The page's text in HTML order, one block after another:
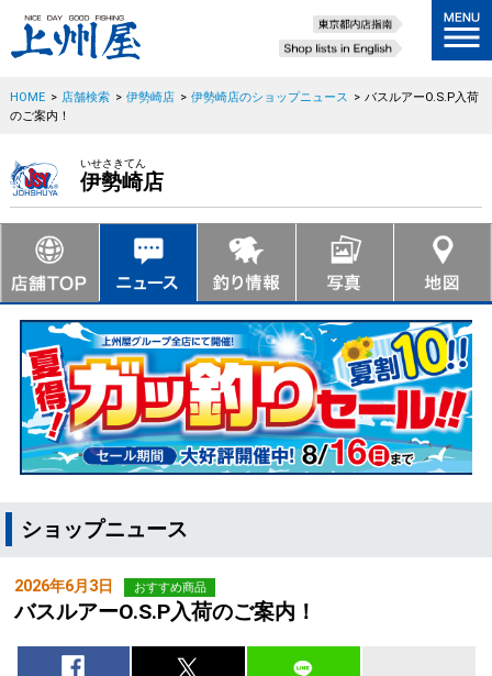
HOME > 店舗検索 > 伊勢崎店 > 伊勢崎店のショップニュース > バスルアーO.S.P入荷
のご案内！
いせさきてん
伊勢崎店
ショップニュース
2026年6月3日 おすすめ商品
バスルアーO.S.P入荷のご案内！